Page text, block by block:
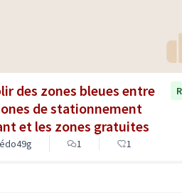
des zones bleues entre
de stationnement
et les zones gratuites
1 1